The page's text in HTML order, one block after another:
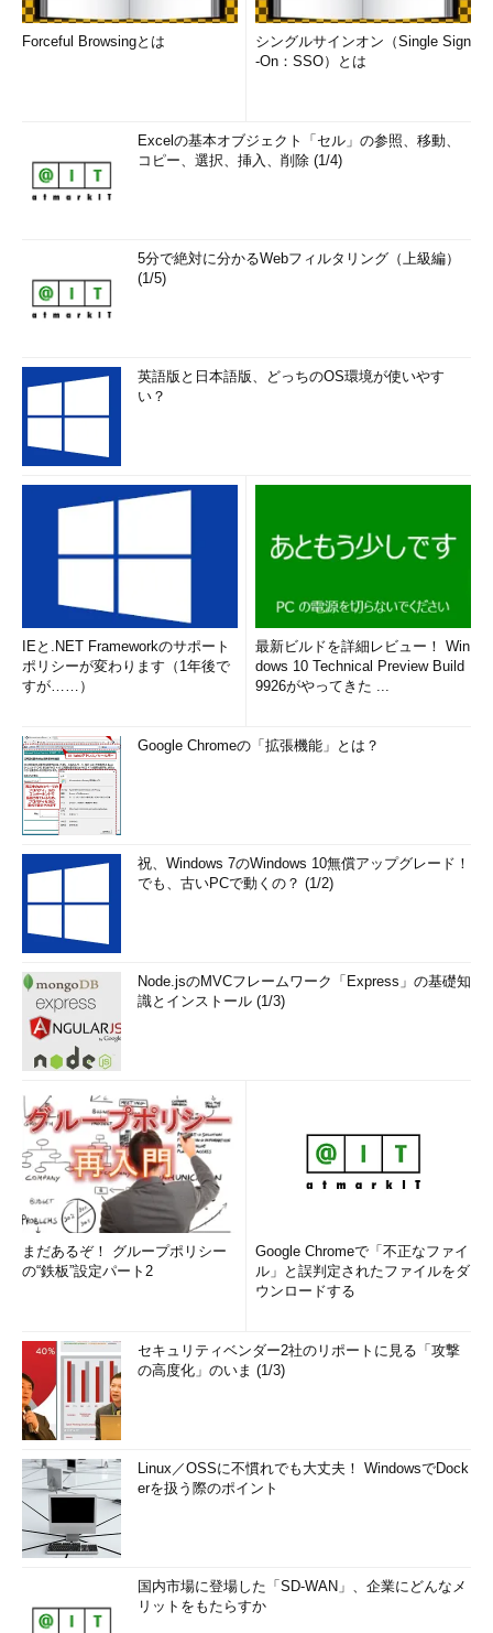
Forceful Browsingとは
シングルサインオン（Single Sign
-On：SSO）とは
Excelの基本オブジェクト「セル」の参照、移動、
コピー、選択、挿入、削除 (1/4)
5分で絶対に分かるWebフィルタリング（上級編）
(1/5)
英語版と日本語版、どっちのOS環境が使いやす
い？
IEと.NET Frameworkのサポート
ポリシーが変わります（1年後で
すが……）
最新ビルドを詳細レビュー！ Win
dows 10 Technical Preview Build
9926がやってきた ...
Google Chromeの「拡張機能」とは？
祝、Windows 7のWindows 10無償アップグレード！
でも、古いPCで動くの？ (1/2)
Node.jsのMVCフレームワーク「Express」の基礎知
識とインストール (1/3)
まだあるぞ！ グループポリシー
の“鉄板”設定パート2
Google Chromeで「不正なファイ
ル」と誤判定されたファイルをダ
ウンロードする
セキュリティベンダー2社のリポートに見る「攻撃
の高度化」のいま (1/3)
Linux／OSSに不慣れでも大丈夫！ WindowsでDock
erを扱う際のポイント
国内市場に登場した「SD-WAN」、企業にどんなメ
リットをもたらすか